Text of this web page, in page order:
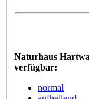
Naturhaus
verfügbar:
normal